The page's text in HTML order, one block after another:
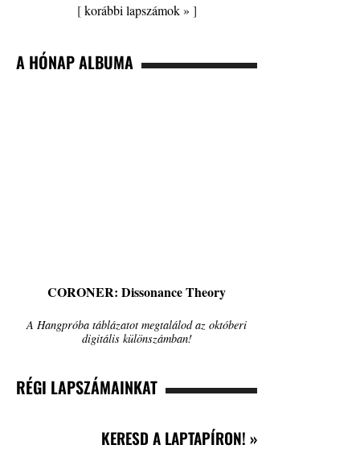
[korábbi lapszámok » ]
A HÓNAP ALBUMA
CORONER: Dissonance Theory
A Hangpróba táblázatot megtalálod az októberi
digitális különszámban!
RÉGI LAPSZÁMAINKAT
KERESD A LAPTAPÍRON! »